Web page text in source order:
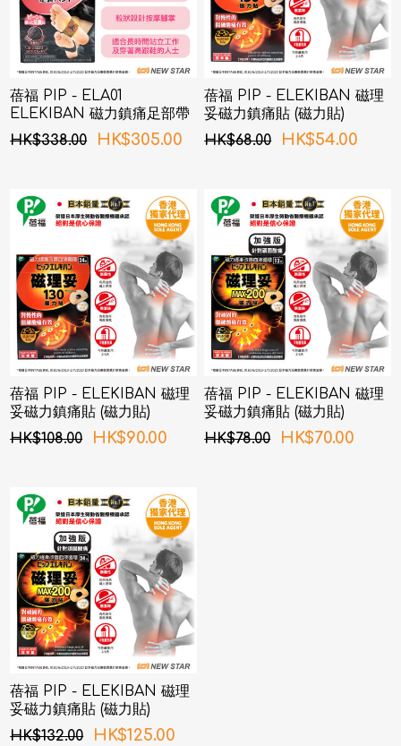
蓓福 PIP - ELA01
ELEKIBAN 磁力鎮痛足部帶
(新舊包裝隨機發貨)
HK$338.00 HK$305.00
蓓福 PIP - ELEKIBAN 磁理
妥磁力鎮痛貼 (磁力貼)
130MT 12粒
HK$68.00 HK$54.00
蓓福 PIP - ELEKIBAN 磁理
妥磁力鎮痛貼 (磁力貼)
130MT 24粒
HK$108.00 HK$90.00
蓓福 PIP - ELEKIBAN 磁理
妥磁力鎮痛貼 (磁力貼)
200MT 12粒
HK$78.00 HK$70.00
蓓福 PIP - ELEKIBAN 磁理
妥磁力鎮痛貼 (磁力貼)
200MT 24粒
HK$132.00 HK$125.00